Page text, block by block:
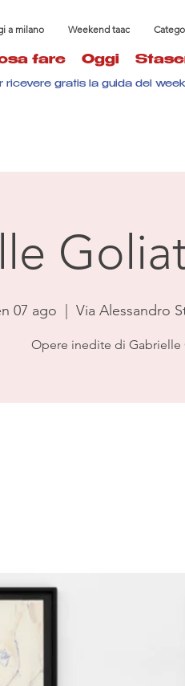
a milano Weekend taac
fare Oggi
ricevere gratis la guida del
07 ago Via Alessandro
Opere inedite di Gabrielle